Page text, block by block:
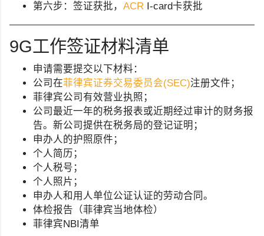
第六步：签证获批， ACR I-card卡获批
9G工作签证材料清单
申请需要提交以下材料：
公司在菲律宾证券交易委员会(SEC)注册文件；
菲律宾公司有效营业执照；
公司最近一年的税务报表或近期经过审计的财务报
告。新公司提供在税务局的登记证明；
申办人的护照原件；
个人简历；
个人税号；
个人照片；
申办人和用人单位公证认证的劳动合同。
体检报告（菲律宾当地体检）
菲律宾NBI清单